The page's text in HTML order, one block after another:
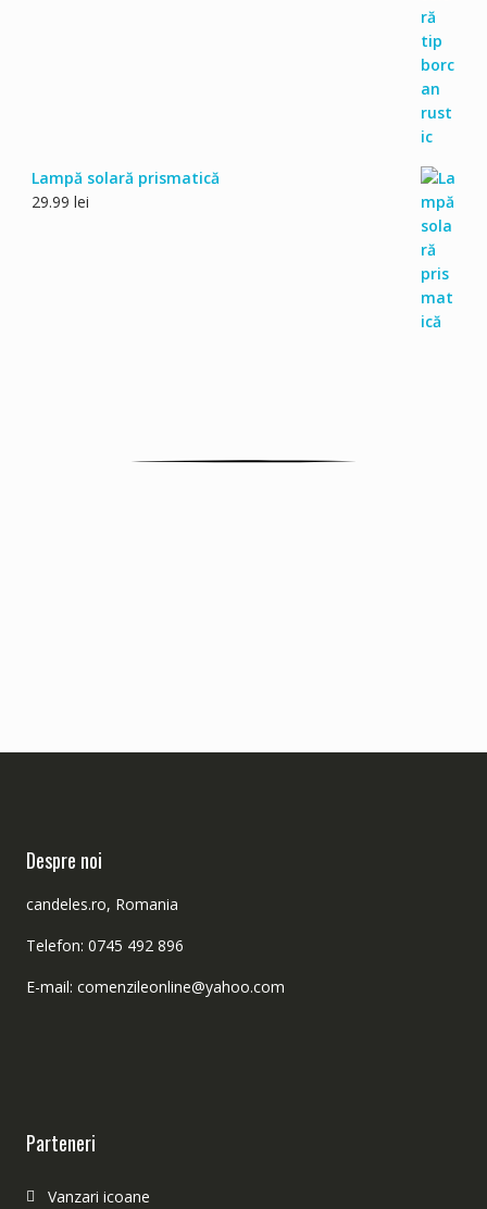
Lampă solară prismatică
29.99 lei
Despre noi
candeles.ro, Romania
Telefon: 0745 492 896
E-mail: comenzileonline@yahoo.com
Parteneri
Vanzari icoane